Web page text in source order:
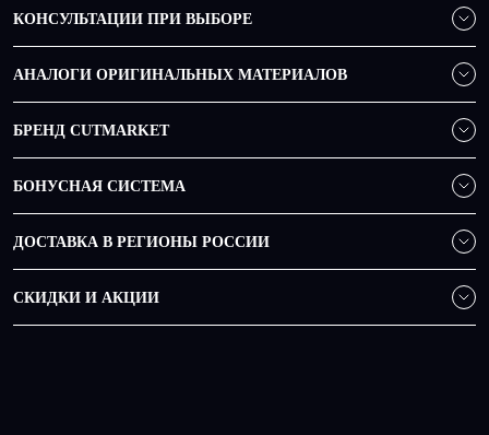
КОНСУЛЬТАЦИИ ПРИ ВЫБОРЕ
АНАЛОГИ ОРИГИНАЛЬНЫХ МАТЕРИАЛОВ
БРЕНД CUTMARKET
БОНУСНАЯ СИСТЕМА
ДОСТАВКА В РЕГИОНЫ РОССИИ
СКИДКИ И АКЦИИ